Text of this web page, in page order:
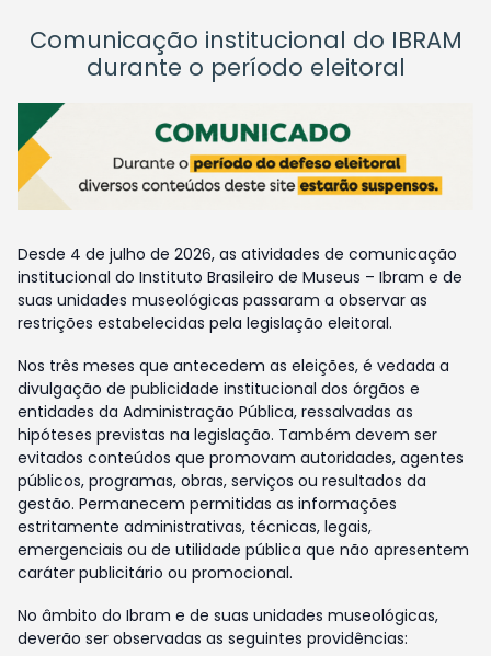
Comunicação institucional do IBRAM
durante o período eleitoral
Desde 4 de julho de 2026, as atividades de comunicação
institucional do Instituto Brasileiro de Museus – Ibram e de
suas unidades museológicas passaram a observar as
restrições estabelecidas pela legislação eleitoral.
Nos três meses que antecedem as eleições, é vedada a
divulgação de publicidade institucional dos órgãos e
entidades da Administração Pública, ressalvadas as
hipóteses previstas na legislação. Também devem ser
evitados conteúdos que promovam autoridades, agentes
públicos, programas, obras, serviços ou resultados da
gestão. Permanecem permitidas as informações
estritamente administrativas, técnicas, legais,
emergenciais ou de utilidade pública que não apresentem
caráter publicitário ou promocional.
No âmbito do Ibram e de suas unidades museológicas,
deverão ser observadas as seguintes providências: